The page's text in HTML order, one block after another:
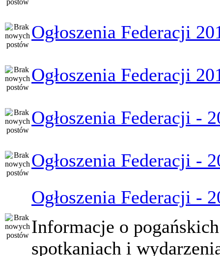
Ogłoszenia Federacji
Ogłoszenia Federacji
Ogłoszenia Federacji -
Ogłoszenia Federacji -
Ogłoszenia Federacji -
Informacje o pogańskich
spotkaniach i